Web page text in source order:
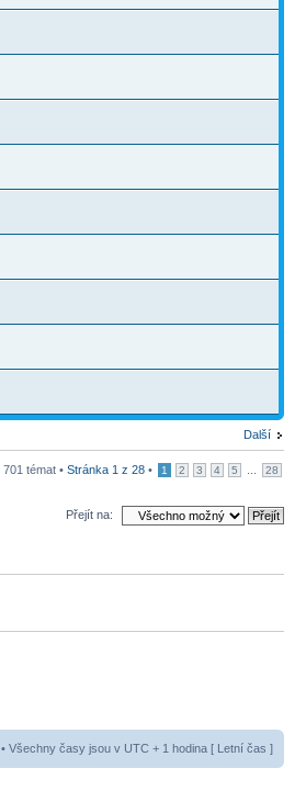
Další
701 témat • Stránka 1 z 28 • 1 2 3 4 5 28
Přejít na:
• Všechny časy jsou v UTC + 1 hodina [ Letní čas ]